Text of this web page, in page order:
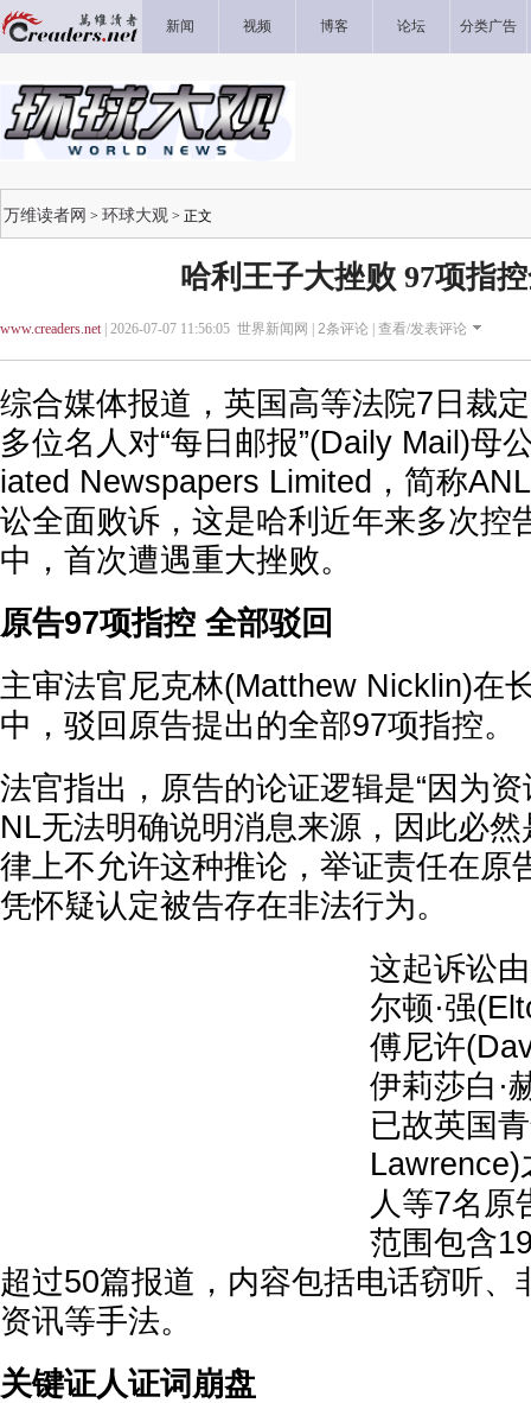
新闻 视频 博客 论坛 分类广告
万维读者网 > 环球大观 > 正文
哈利王子大挫败 97项指
www.creaders.net| 2026-07-07 11:56:05 世界新闻网 | 2条评论 | 查看/发表评论
综合媒体报道，英国高等法院7日裁
多位名人对“每日邮报”(Daily Mail)母
iated Newspapers Limited，简称
讼全面败诉，这是哈利近年来多次控
中，首次遭遇重大挫败。
原告97项指控 全部驳回
主审法官尼克林(Matthew Nicklin)在
中，驳回原告提出的全部97项指控。
法官指出，原告的论证逻辑是“因为
NL无法明确说明消息来源，因此必然
律上不允许这种推论，举证责任在原
凭怀疑认定被告存在非法行为。
这起诉讼
尔顿·强
傅尼许
伊莉莎白·
已故英国
Lawrence)
人等7名原
范围包含
超过50篇报道，内容包括电话窃听、
资讯等手法。
关键证人证词崩盘